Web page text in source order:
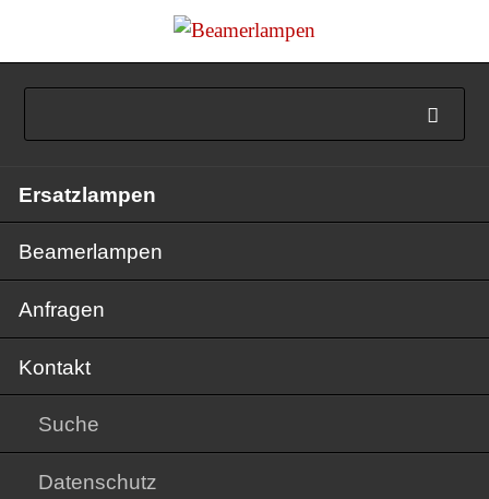
überspringen
Ersatzlampen
Beamerlampen
Anfragen
Kontakt
Suche
Datenschutz